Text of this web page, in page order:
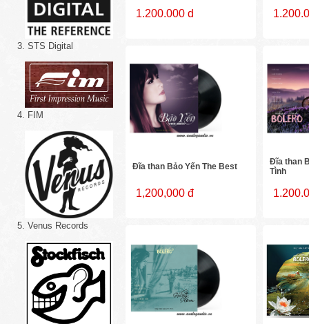
3. STS Digital
4. FIM
5. Venus Records
1.200.000 d
Đĩa than Bảo Yến The Best
1,200,000 đ
Đĩa than
Tình